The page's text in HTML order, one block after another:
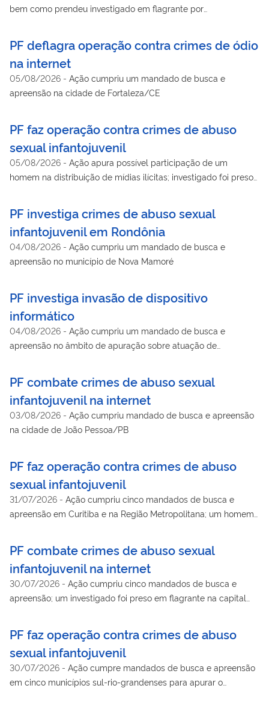
bem como prendeu investigado em flagrante por
PF deflagra operação contra crimes de ódio
na internet
05/08/2026 - Ação cumpriu um mandado de busca e
apreensão na cidade de Fortaleza/CE
PF faz operação contra crimes de abuso
sexual infantojuvenil
05/08/2026 - Ação apura possível participação de um
homem na distribuição de mídias ilícitas; investigado foi preso
PF investiga crimes de abuso sexual
infantojuvenil em Rondônia
04/08/2026 - Ação cumpriu um mandado de busca e
apreensão no município de Nova Mamoré
PF investiga invasão de dispositivo
informático
04/08/2026 - Ação cumpriu um mandado de busca e
apreensão no âmbito de apuração sobre atuação de
PF combate crimes de abuso sexual
infantojuvenil na internet
03/08/2026 - Ação cumpriu mandado de busca e apreensão
na cidade de João Pessoa/PB
PF faz operação contra crimes de abuso
sexual infantojuvenil
31/07/2026 - Ação cumpriu cinco mandados de busca e
apreensão em Curitiba e na Região Metropolitana; um homem
PF combate crimes de abuso sexual
infantojuvenil na internet
30/07/2026 - Ação cumpriu cinco mandados de busca e
apreensão; um investigado foi preso em flagrante na capital
PF faz operação contra crimes de abuso
sexual infantojuvenil
30/07/2026 - Ação cumpre mandados de busca e apreensão
em cinco municípios sul-rio-grandenses para apurar o